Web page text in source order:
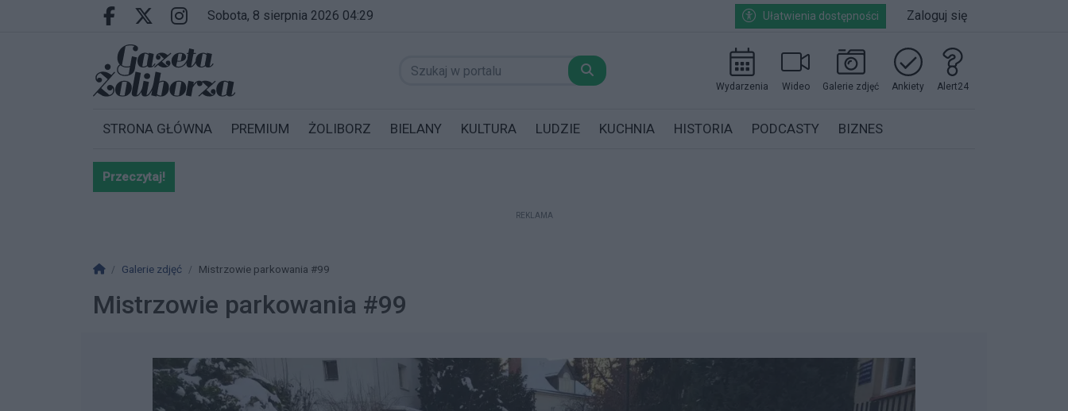
Przejdź do głównych treści
Przejdź do wyszukiwarki
Przejdź do głównego menu
Facebook.com
X.comInstagram.com
sobota, 8 sierpnia 2026 04:29 Ułatwienia dostępności Zaloguj się
Wydarzenia Wideo Galerie zdjęć Ankiety Alert24
STRONA GŁÓWNA PREMIUM ŻOLIBORZ BIELANY KULTURA LUDZIE KUCHNIA HISTORIA PODCASTY BIZNES
Przeczytaj!
REKLAMA
Strona główna
Galerie zdjęć Mistrzowie parkowania #99
Mistrzowie parkowania #99